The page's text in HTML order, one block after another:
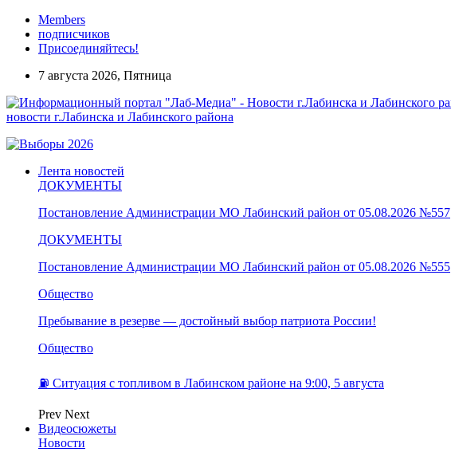
Members
подписчиков
Присоединяйтесь!
7 августа 2026, Пятница
новости г.Лабинска и Лабинского района
Лента новостей
ДОКУМЕНТЫ
Постановление Администрации МО Лабинский район от 05.08.2026 №557
ДОКУМЕНТЫ
Постановление Администрации МО Лабинский район от 05.08.2026 №555
Общество
Пребывание в резерве — достойный выбор патриота России!
Общество
⛽️ Ситуация с топливом в Лабинском районе на 9:00, 5 августа
Prev Next
Видеосюжеты
Новости